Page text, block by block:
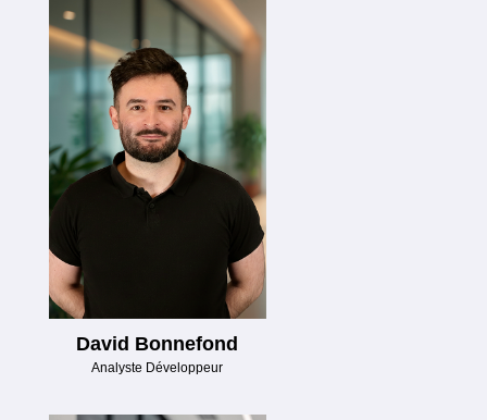
David Bonnefond
Analyste Développeur